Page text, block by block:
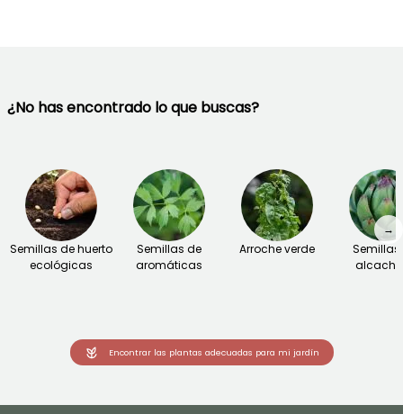
¿No has encontrado lo que buscas?
Semillas de huerto
ecológicas
Semillas de
aromáticas
Arroche verde
Semillas
→
Encontrar las plantas adecuadas para mi jardín